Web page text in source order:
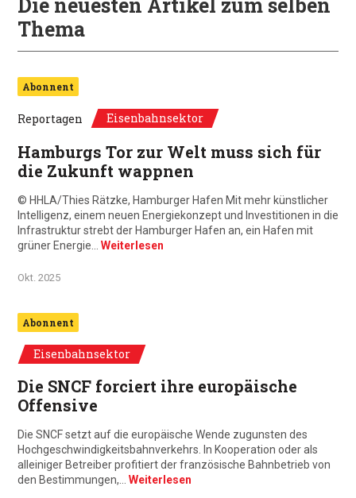
Die neuesten Artikel zum selben
Thema
Abonnent
Reportagen Eisenbahnsektor
Hamburgs Tor zur Welt muss sich für
die Zukunft wappnen
© HHLA/Thies Rätzke, Hamburger Hafen Mit mehr künstlicher
Intelligenz, einem neuen Energiekonzept und Investitionen in die
Infrastruktur strebt der Hamburger Hafen an, ein Hafen mit
grüner Energie… Weiterlesen
Okt. 2025
Abonnent
Eisenbahnsektor
Die SNCF forciert ihre europäische
Offensive
Die SNCF setzt auf die europäische Wende zugunsten des
Hochgeschwindigkeitsbahnverkehrs. In Kooperation oder als
alleiniger Betreiber profitiert der französische Bahnbetrieb von
den Bestimmungen,… Weiterlesen